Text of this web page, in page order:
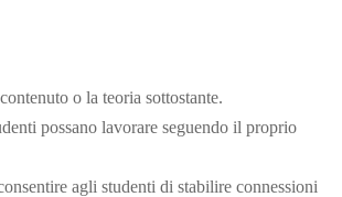
o la teoria sottostante.
possano lavorare seguendo il proprio
agli studenti di stabilire connessioni